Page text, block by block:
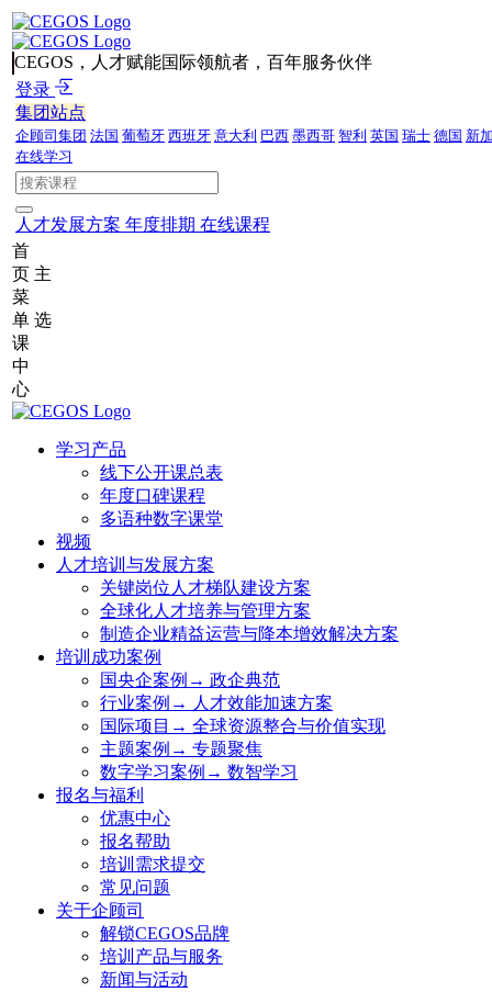
CEGOS，人才赋能国际领航者，百年服务伙伴
登录
集团站点
企顾司集团 法国 葡萄牙 西班牙 意大利 巴西 墨西哥 智利 英国 瑞士 德国 新
在线学习
人才发展方案 年度排期 在线课程
首
页 主
菜
单 选
课
中
心
学习产品
线下公开课总表
年度口碑课程
多语种数字课堂
视频
人才培训与发展方案
关键岗位人才梯队建设方案
全球化人才培养与管理方案
制造企业精益运营与降本增效解决方案
培训成功案例
国央企案例→ 政企典范
行业案例→ 人才效能加速方案
国际项目→ 全球资源整合与价值实现
主题案例→ 专题聚焦
数字学习案例→ 数智学习
报名与福利
优惠中心
报名帮助
培训需求提交
常见问题
关于企顾司
解锁CEGOS品牌
培训产品与服务
新闻与活动